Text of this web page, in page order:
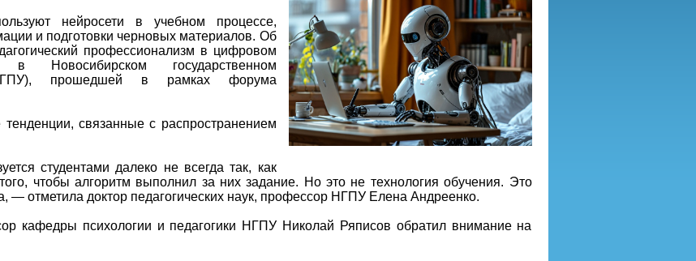
нейросети в учебном процессе,
и подготовки черновых материалов. Об
профессионализм в цифровом
в Новосибирском государственном
(НГПУ), прошедшей в рамках форума
связанные с распространением
студентами далеко не всегда так, как
чтобы алгоритм выполнил за них задание. Но это не технология обучения. Это
— отметила доктор педагогических наук, профессор НГПУ Елена Андреенко.
кафедры психологии и педагогики НГПУ Николай Ряписов обратил внимание на